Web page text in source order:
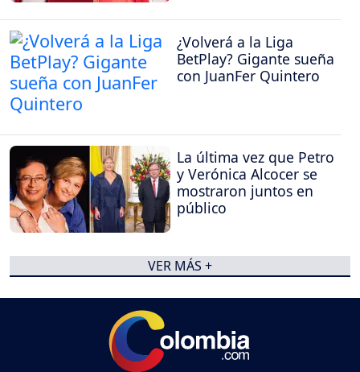
¿Volverá a la Liga
BetPlay? Gigante sueña
con JuanFer Quintero
La última vez que Petro
y Verónica Alcocer se
mostraron juntos en
público
VER MÁS +